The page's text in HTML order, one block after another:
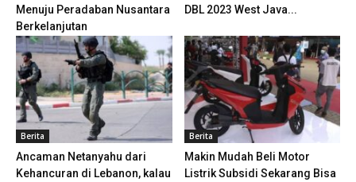
Menuju Peradaban Nusantara
Berkelanjutan
DBL 2023 West Java...
Berita
Ancaman Netanyahu dari
Kehancuran di Lebanon, kalau
Berita
Makin Mudah Beli Motor
Listrik Subsidi Sekarang Bisa